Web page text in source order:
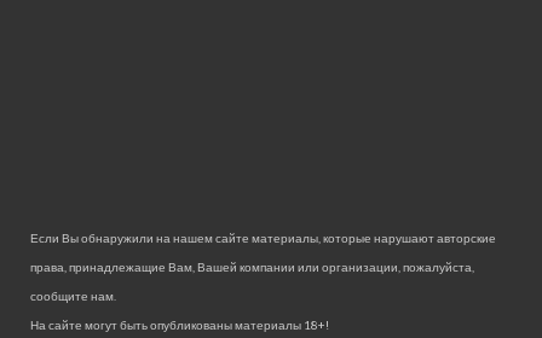
Если Вы обнаружили на нашем сайте материалы, которые нарушают авторские
права, принадлежащие Вам, Вашей компании или организации, пожалуйста,
сообщите нам.
На сайте могут быть опубликованы материалы 18+!